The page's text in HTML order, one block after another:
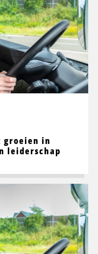
groeien in
leiderschap